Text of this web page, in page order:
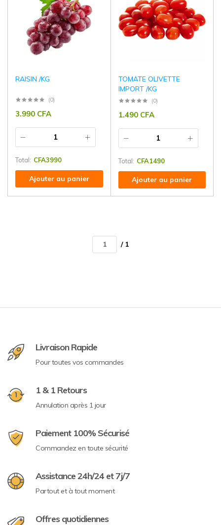
RAISIN /KG
(0)
3.990 CFA
Total: CFA3990
Ajouter au panier
TOMATE OLIVETTE
IMPORT /KG
(0)
1.490 CFA
Total: CFA1490
Ajouter au panier
/ 1
Livraison Rapide
Pour toutes vos commandes
1 & 1 Retours
Annulation après 1 jour
Paiement 100% Sécurisé
Commandez en toute sécurité
Assistance 24h/24 et 7j/7
Partout et à tout moment
Offres quotidiennes